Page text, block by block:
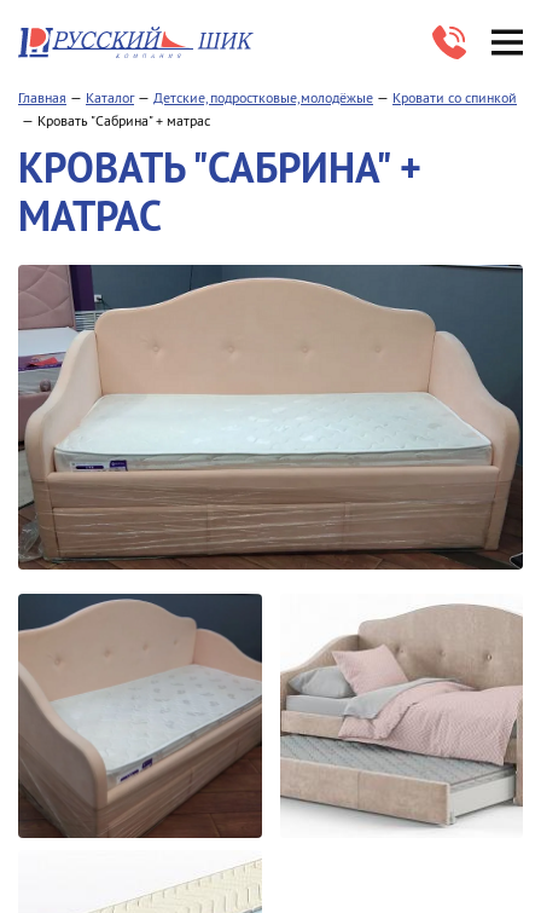
Главная Каталог Детские, подростковые,молодёжые
Кровати со спинкой
Кровать "Сабрина" + матрас
КРОВАТЬ "САБРИНА" +
МАТРАС